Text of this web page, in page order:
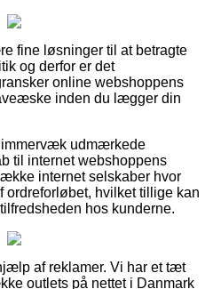
fine løsninger til at betragte
og derfor er det
online webshoppens
inden du lægger din
immervæk udmærkede
til internet webshoppens
internet selskaber hvor
ordreforløbet, hvilket tillige kan
hos kunderne.
af reklamer. Vi har et tæt
outlets på nettet i Danmark